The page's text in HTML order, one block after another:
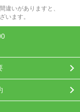
違いがありますと、
います。